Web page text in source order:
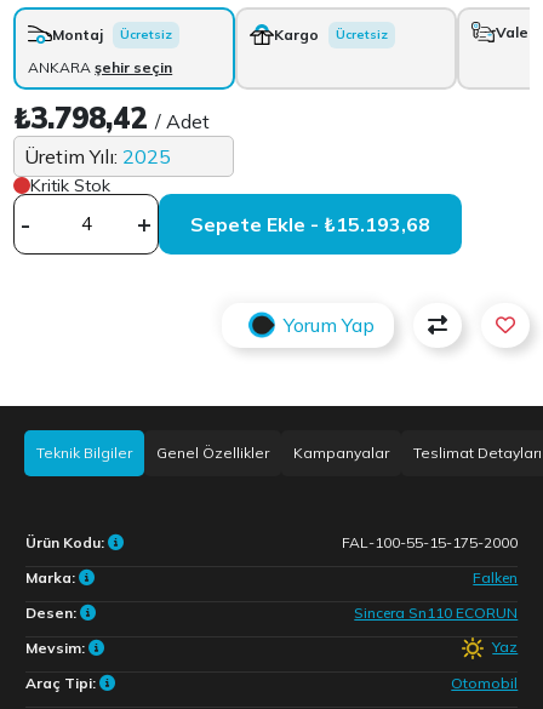
Montaj Ücretsiz
ANKARAşehir seçin
Kargo Ücretsiz Vale
₺3.798,42/ Adet
Üretim Yılı: 2025
Kritik Stok
- + Sepete Ekle - ₺15.193,68
Yorum Yap
Teknik Bilgiler Genel Özellikler Kampanyalar Teslimat Detayları
Ürün Kodu:
FAL-100-55-15-175-2000
Marka:
Falken
Desen:
Sincera Sn110 ECORUN
Mevsim:
Yaz
Araç Tipi:
Otomobil